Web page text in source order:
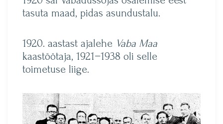
tasuta maad, pidas asundustalu.
1920. aastast ajalehe Vaba Maa
kaastöötaja, 1921−1938 oli selle
toimetuse liige.